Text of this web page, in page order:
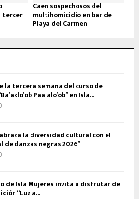
tercer
Caen sospechosos del
multihomicidio en bar de
Playa del Carmen
la tercera semana del curso de
Paalalo’ob” en Isla...
0
la diversidad cultural con el
de danzas negras 2026”
0
de Isla Mujeres invita a disfrutar de
“Luz a...